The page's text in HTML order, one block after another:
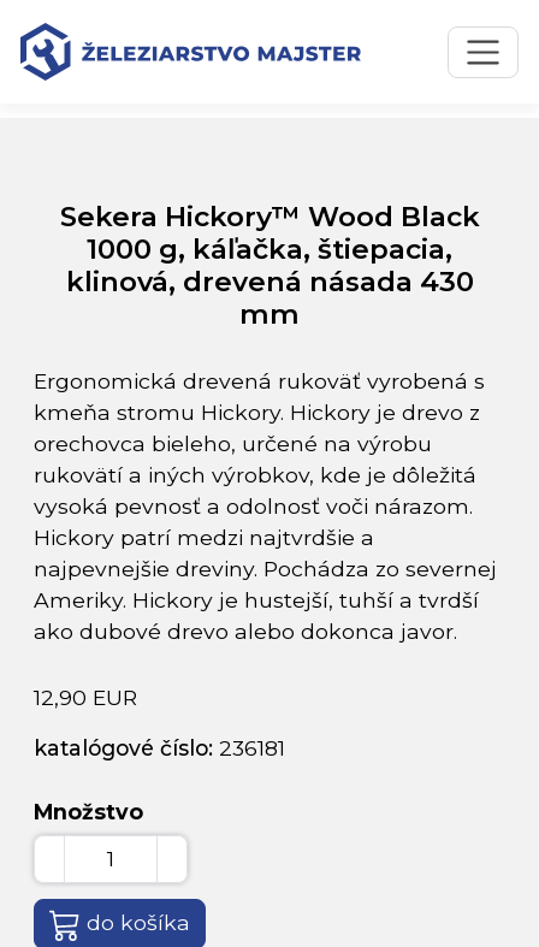
Preskočiť na obsah
Preskočiť na hlavné menu
Úvodná stránka
Sekera Hickory™ Wood Black 1000 g, káľačka, štiepacia,
klinová, drevená násada 430 mm
Sekera Hickory™ Wood Black
1000 g, káľačka, štiepacia,
klinová, drevená násada 430
mm
Ergonomická drevená rukoväť vyrobená s
kmeňa stromu Hickory. Hickory je drevo z
orechovca bieleho, určené na výrobu
rukovätí a iných výrobkov, kde je dôležitá
vysoká pevnosť a odolnosť voči nárazom.
Hickory patrí medzi najtvrdšie a
najpevnejšie dreviny. Pochádza zo severnej
Ameriky. Hickory je hustejší, tuhší a tvrdší
ako dubové drevo alebo dokonca javor.
12,90 EUR
katalógové číslo: 236181
Množstvo
do košíka